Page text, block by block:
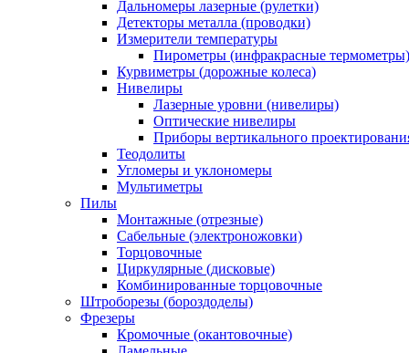
Дальномеры лазерные (рулетки)
Детекторы металла (проводки)
Измерители температуры
Пирометры (инфракрасные термометры)
Курвиметры (дорожные колеса)
Нивелиры
Лазерные уровни (нивелиры)
Оптические нивелиры
Приборы вертикального
Теодолиты
Угломеры и уклономеры
Мультиметры
Пилы
Монтажные (отрезные)
Сабельные (электроножовки)
Торцовочные
Циркулярные (дисковые)
Комбинированные торцовочные
Штроборезы (бороздоделы)
Фрезеры
Кромочные (окантовочные)